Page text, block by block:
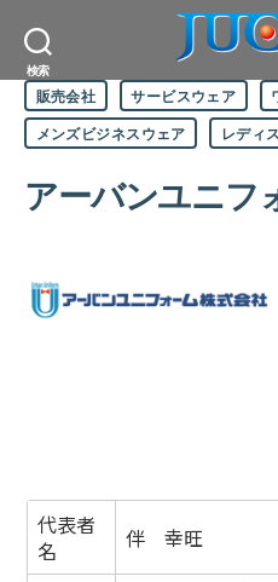
検索
カ
テ
ゴ
リ
販売会社 サービスウェア
メンズビジネスウェア
レディ
アーバンユニフ
代表者
名
伴 幸旺